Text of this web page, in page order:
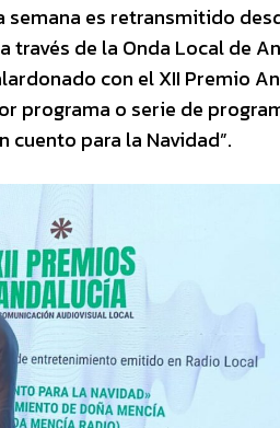
semana es retransmitido
través de la Onda Local de
con el XII Premio
programa o serie de
para la Navidad”.